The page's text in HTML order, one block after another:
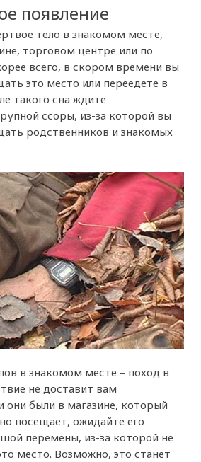
появление
тело в знакомом месте,
торговом центре или по
всего, в скором времени вы
это место или переедете в
такого сна ждите
ссоры, из-за которой вы
родственников и знакомых
в знакомом месте – поход в
не доставит вам
они были в магазине, который
посещает, ожидайте его
перемены, из-за которой не
место. Возможно, это станет